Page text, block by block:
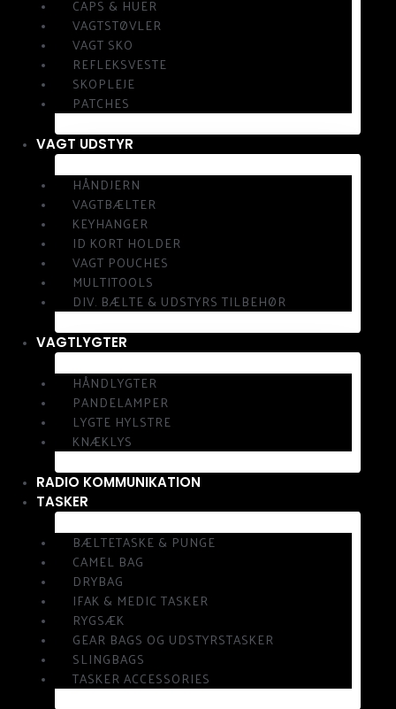
CAPS & HUER
VAGTSTØVLER
VAGT SKO
REFLEKSVESTE
SKOPLEJE
PATCHES
VAGT UDSTYR
HÅNDJERN
VAGTBÆLTER
KEYHANGER
ID KORT HOLDER
VAGT POUCHES
MULTITOOLS
DIV. BÆLTE & UDSTYRS TILBEHØR
VAGTLYGTER
HÅNDLYGTER
PANDELAMPER
LYGTE HYLSTRE
KNÆKLYS
RADIO KOMMUNIKATION
TASKER
BÆLTETASKE & PUNGE
CAMEL BAG
DRYBAG
IFAK & MEDIC TASKER
RYGSÆK
GEAR BAGS OG UDSTYRSTASKER
SLINGBAGS
TASKER ACCESSORIES